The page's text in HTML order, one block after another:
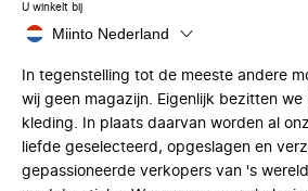
U winkelt bij
Miinto Nederland
In tegenstelling tot de meeste andere
wij geen magazijn. Eigenlijk bezitten we
kleding. In plaats daarvan worden al
liefde geselecteerd, opgeslagen en
gepassioneerde verkopers van 's